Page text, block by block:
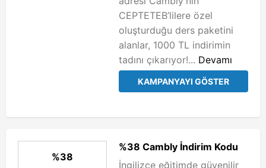
CEPTETEB’lilere özel
oluşturduğu ders paketini
alanlar, 1000 TL indirimin
tadını çıkarıyor!... Devamı
KAMPANYAYI GÖSTER
%38
%38 Cambly İndirim Kodu
İngilizce eğitimde güvenilir